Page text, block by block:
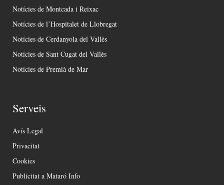
Notícies de Montcada i Reixac
Notícies de l’Hospitalet de Llobregat
Notícies de Cerdanyola del Vallès
Notícies de Sant Cugat del Vallès
Notícies de Premià de Mar
Serveis
Avís Legal
Privacitat
Cookies
Publicitat a Mataró Info